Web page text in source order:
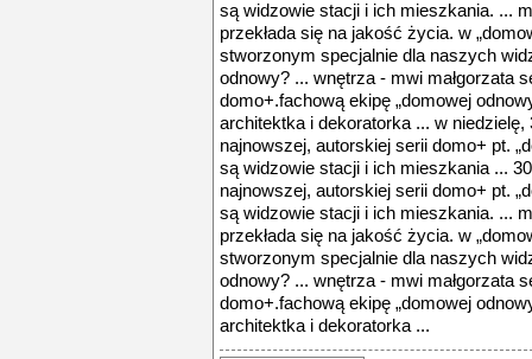
są widzowie stacji i ich mieszkania. ...
przekłada się na jakość życia. w
stworzonym specjalnie dla naszych
odnowy? ... wnętrza - mwi małgorzata
domo+.fachową ekipę „domowej
architektka i dekoratorka ... w
najnowszej, autorskiej serii domo+ pt.
są widzowie stacji i ich mieszkania ...
najnowszej, autorskiej serii domo+ pt.
są widzowie stacji i ich mieszkania. ...
przekłada się na jakość życia. w
stworzonym specjalnie dla naszych
odnowy? ... wnętrza - mwi małgorzata
domo+.fachową ekipę „domowej
architektka i dekoratorka ...